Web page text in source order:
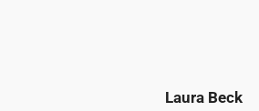
Laura Beck